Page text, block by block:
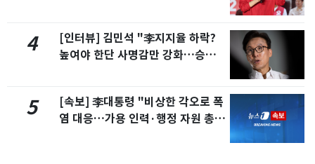
4
[인터뷰] 김민석 "李지지율 하락?
높여야 한단 사명감만 강화…승리
5
[속보] 李대통령 "비상한 각오로 폭
염 대응…가용 인력·행정 자원 총동